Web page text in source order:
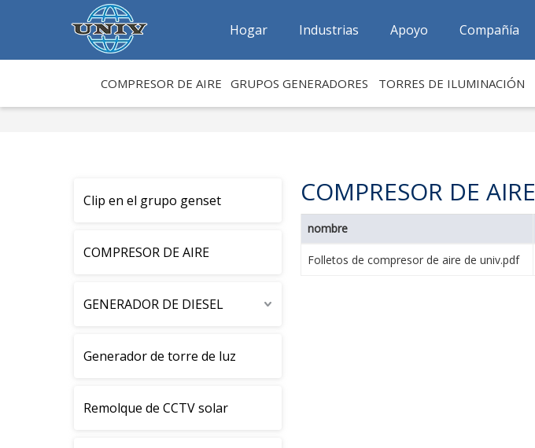
Hogar Industrias Apoyo Compañía
COMPRESOR DE AIRE GRUPOS GENERADORES TORRES DE ILUMINACIÓN
Clip en el grupo genset
COMPRESOR DE AIRE
GENERADOR DE DIESEL
Generador de torre de luz
Remolque de CCTV solar
COMPRESOR DE AIRE
nombre
Folletos de compresor de aire de univ.pdf